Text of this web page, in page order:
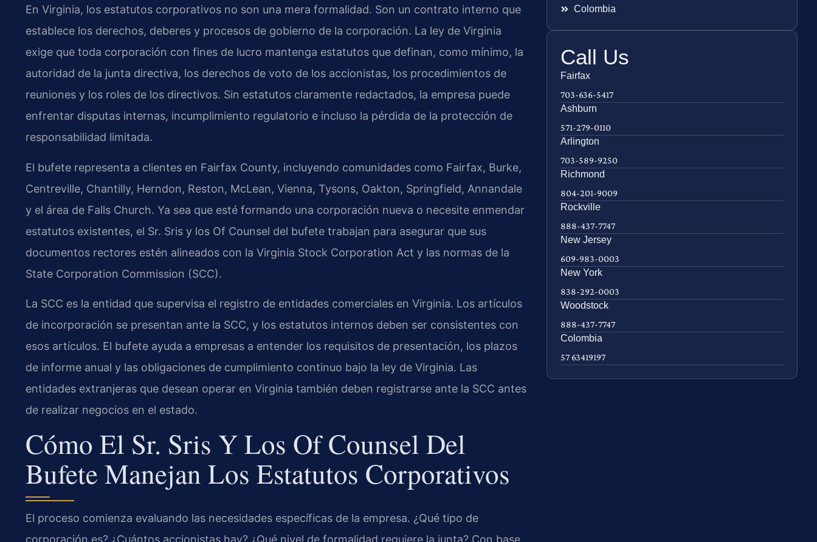
En Virginia, los estatutos corporativos no son una mera formalidad. Son un contrato interno que
establece los derechos, deberes y procesos de gobierno de la corporación. La ley de Virginia
exige que toda corporación con fines de lucro mantenga estatutos que definan, como mínimo, la
autoridad de la junta directiva, los derechos de voto de los accionistas, los procedimientos de
reuniones y los roles de los directivos. Sin estatutos claramente redactados, la empresa puede
enfrentar disputas internas, incumplimiento regulatorio e incluso la pérdida de la protección de
responsabilidad limitada.
El bufete representa a clientes en Fairfax County, incluyendo comunidades como Fairfax, Burke,
Centreville, Chantilly, Herndon, Reston, McLean, Vienna, Tysons, Oakton, Springfield, Annandale
y el área de Falls Church. Ya sea que esté formando una corporación nueva o necesite enmendar
estatutos existentes, el Sr. Sris y los Of Counsel del bufete trabajan para asegurar que sus
documentos rectores estén alineados con la Virginia Stock Corporation Act y las normas de la
State Corporation Commission (SCC).
La SCC es la entidad que supervisa el registro de entidades comerciales en Virginia. Los artículos
de incorporación se presentan ante la SCC, y los estatutos internos deben ser consistentes con
esos artículos. El bufete ayuda a empresas a entender los requisitos de presentación, los plazos
de informe anual y las obligaciones de cumplimiento continuo bajo la ley de Virginia. Las
entidades extranjeras que desean operar en Virginia también deben registrarse ante la SCC antes
de realizar negocios en el estado.
Cómo El Sr. Sris Y Los Of Counsel Del
Bufete Manejan Los Estatutos Corporativos
El proceso comienza evaluando las necesidades específicas de la empresa. ¿Qué tipo de
corporación es? ¿Cuántos accionistas hay? ¿Qué nivel de formalidad requiere la junta? Con base
Colombia
Call Us
Fairfax
703-636-5417
Ashburn
571-279-0110
Arlington
703-589-9250
Richmond
804-201-9009
Rockville
888-437-7747
New Jersey
609-983-0003
New York
838-292-0003
Woodstock
888-437-7747
Colombia
57 63419197